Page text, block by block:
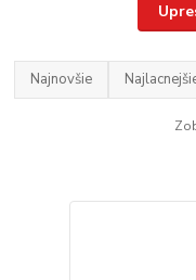
Najnovšie